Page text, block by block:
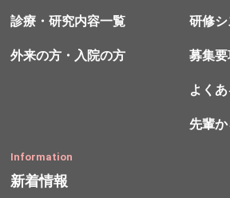
診療・研究内容一覧
外来の方・入院の方
研修
募集
よく
先輩
Information
新着情報